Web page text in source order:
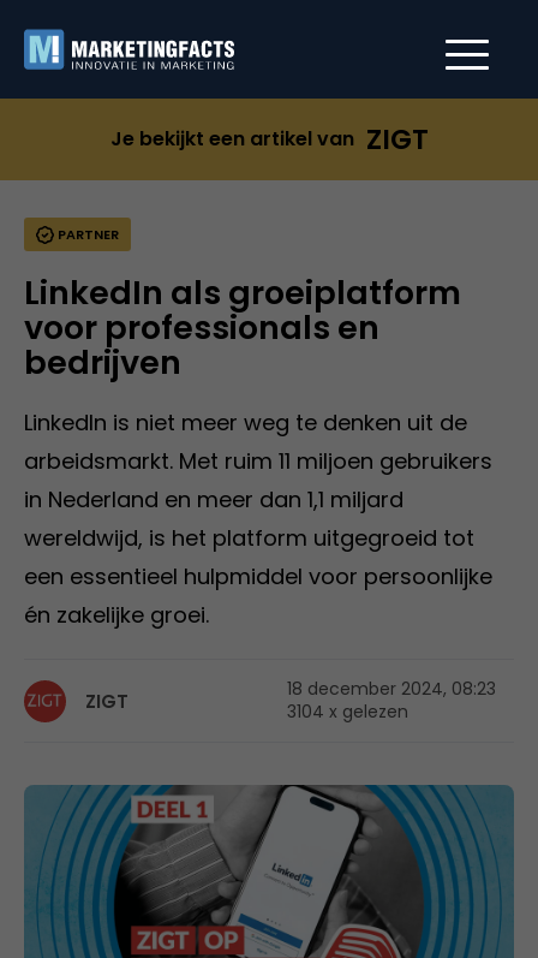
Je bekijkt een artikel van ZIGT
PARTNER
LinkedIn als groeiplatform
voor professionals en
bedrijven
LinkedIn is niet meer weg te denken uit de
arbeidsmarkt. Met ruim 11 miljoen gebruikers
in Nederland en meer dan 1,1 miljard
wereldwijd, is het platform uitgegroeid tot
een essentieel hulpmiddel voor persoonlijke
én zakelijke groei.
ZIGT
18 december 2024, 08:23
3104 x gelezen